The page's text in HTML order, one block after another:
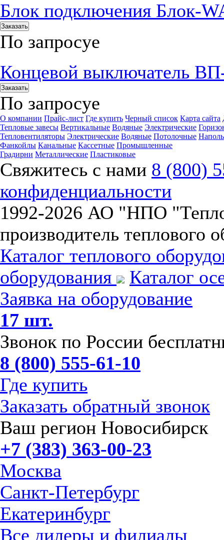
Блок подключения Блок-
Заказать
По запросуе
Концевой выключатель
Заказать
По запросуе
О компании Прайс-лист Где купить Черный список Карта сайта
Тепловые завесы Вертикальные Водяные Электрические
Тепловентиляторы Электрические Водяные Потолочные
Фанкойлы Канальные Кассетные Промышленные
Градирни Металлические Пластиковые
Свяжитесь с нами 8 (800)
конфиденциальности
1992-2026 АО "НПО
производитель теплового
Каталог теплового
оборудования
Каталог
Заявка на оборудование
17 шт.
Звонок по России
8 (800) 555-61-10
Где купить
Заказать обратный звонок
Ваш регион Новосибирск
+7 (383) 363-00-23
Москва
Санкт-Петербург
Екатеринбург
Все дилеры и филиалы